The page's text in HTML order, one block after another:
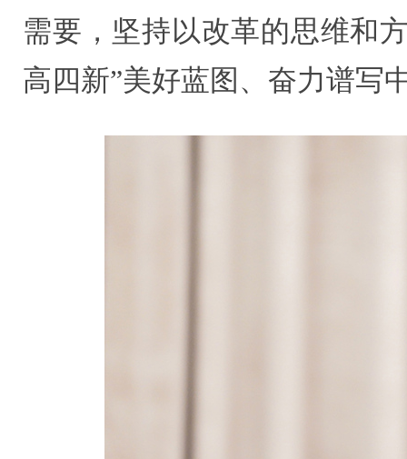
需要，坚持以改革的思维和
高四新”美好蓝图、奋力谱写